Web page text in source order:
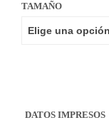
TAMAÑO
DATOS IMPRESOS